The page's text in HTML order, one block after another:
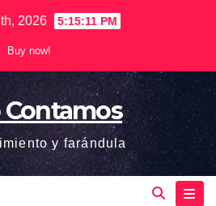
2026 5:15:12 PM
Buy now!
Contamos
y farándula